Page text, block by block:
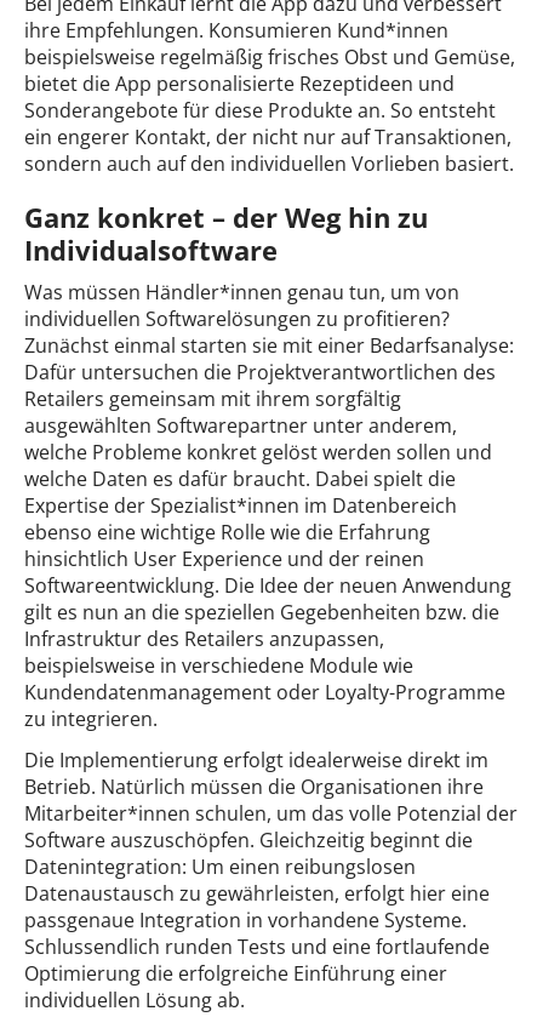
ihre Empfehlungen. Konsumieren Kund*innen
beispielsweise regelmäßig frisches Obst und Gemüse,
bietet die App personalisierte Rezeptideen und
Sonderangebote für diese Produkte an. So entsteht
ein engerer Kontakt, der nicht nur auf Transaktionen,
sondern auch auf den individuellen Vorlieben basiert.
Ganz konkret – der Weg hin zu
Individualsoftware
Was müssen Händler*innen genau tun, um von
individuellen Softwarelösungen zu profitieren?
Zunächst einmal starten sie mit einer Bedarfsanalyse:
Dafür untersuchen die Projektverantwortlichen des
Retailers gemeinsam mit ihrem sorgfältig
ausgewählten Softwarepartner unter anderem,
welche Probleme konkret gelöst werden sollen und
welche Daten es dafür braucht. Dabei spielt die
Expertise der Spezialist*innen im Datenbereich
ebenso eine wichtige Rolle wie die Erfahrung
hinsichtlich User Experience und der reinen
Softwareentwicklung. Die Idee der neuen Anwendung
gilt es nun an die speziellen Gegebenheiten bzw. die
Infrastruktur des Retailers anzupassen,
beispielsweise in verschiedene Module wie
Kundendatenmanagement oder Loyalty-Programme
zu integrieren.
Die Implementierung erfolgt idealerweise direkt im
Betrieb. Natürlich müssen die Organisationen ihre
Mitarbeiter*innen schulen, um das volle Potenzial der
Software auszuschöpfen. Gleichzeitig beginnt die
Datenintegration: Um einen reibungslosen
Datenaustausch zu gewährleisten, erfolgt hier eine
passgenaue Integration in vorhandene Systeme.
Schlussendlich runden Tests und eine fortlaufende
Optimierung die erfolgreiche Einführung einer
individuellen Lösung ab.